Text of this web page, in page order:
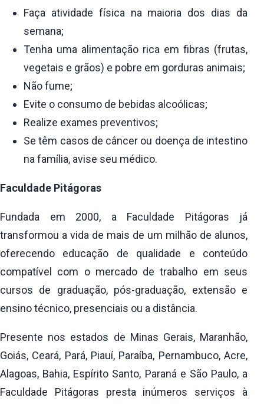
Faça atividade física na maioria dos dias da
semana;
Tenha uma alimentação rica em fibras (frutas,
vegetais e grãos) e pobre em gorduras animais;
Não fume;
Evite o consumo de bebidas alcoólicas;
Realize exames preventivos;
Se têm casos de câncer ou doença de intestino
na família, avise seu médico.
Faculdade Pitágoras
Fundada em 2000, a Faculdade Pitágoras já
transformou a vida de mais de um milhão de alunos,
oferecendo educação de qualidade e conteúdo
compatível com o mercado de trabalho em seus
cursos de graduação, pós-graduação, extensão e
ensino técnico, presenciais ou a distância.
Presente nos estados de Minas Gerais, Maranhão,
Goiás, Ceará, Pará, Piauí, Paraíba, Pernambuco, Acre,
Alagoas, Bahia, Espírito Santo, Paraná e São Paulo, a
Faculdade Pitágoras presta inúmeros serviços à